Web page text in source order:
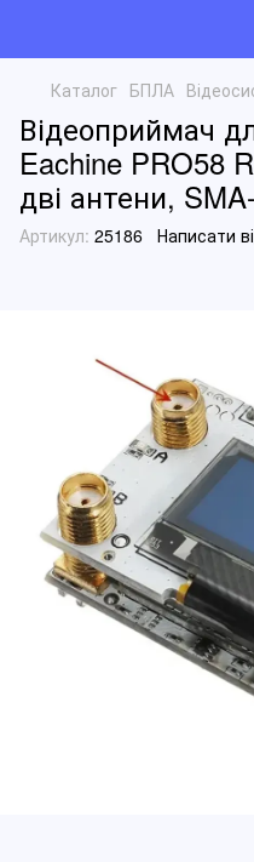
Каталог БПЛА
Відеоприймач
Eachine PRO58
дві антени,
Артикул: 25186 Написати